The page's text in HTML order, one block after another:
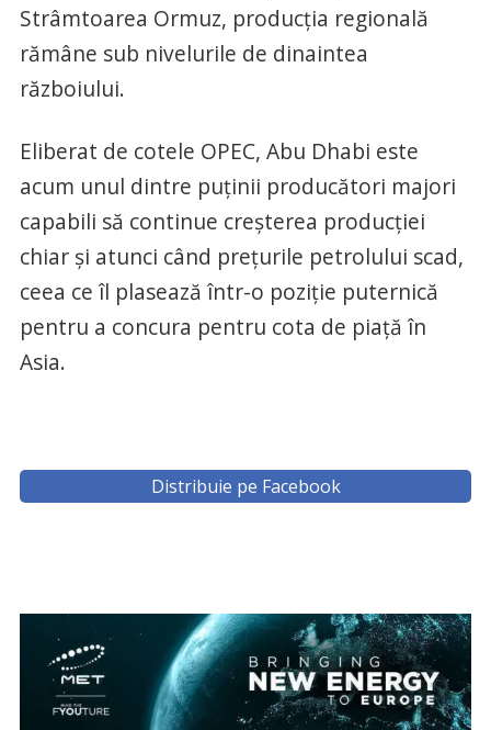
Strâmtoarea Ormuz, producția regională
rămâne sub nivelurile de dinaintea
războiului.
Eliberat de cotele OPEC, Abu Dhabi este
acum unul dintre puținii producători majori
capabili să continue creșterea producției
chiar și atunci când prețurile petrolului scad,
ceea ce îl plasează într-o poziție puternică
pentru a concura pentru cota de piață în
Asia.
Distribuie pe Facebook